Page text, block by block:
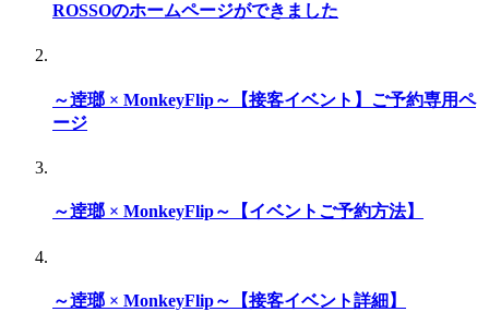
ROSSOのホームページができました
～逹瑯 × MonkeyFlip～【接客イベント】ご予約専用ペ
ージ
～逹瑯 × MonkeyFlip～【イベントご予約方法】
～逹瑯 × MonkeyFlip～【接客イベント詳細】